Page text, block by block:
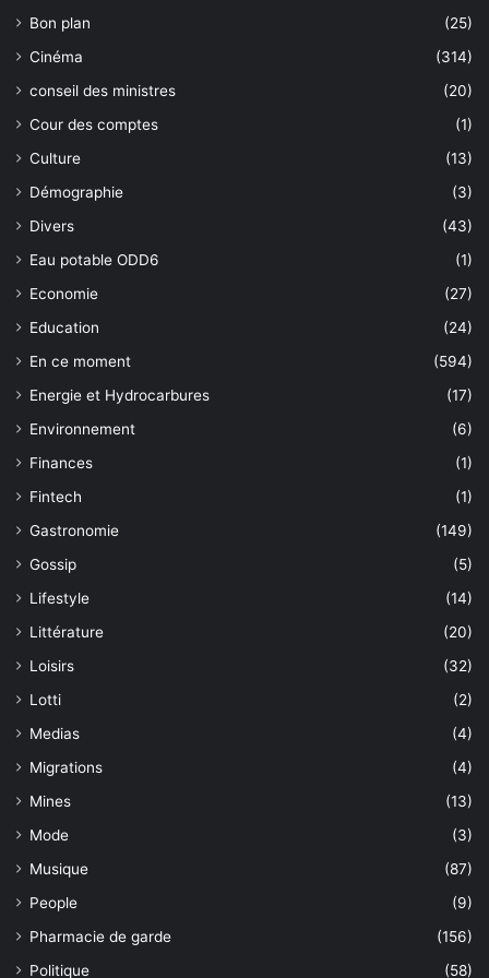
Bon plan
(25)
Cinéma
(314)
conseil des ministres
(20)
Cour des comptes
(1)
Culture
(13)
Démographie
(3)
Divers
(43)
Eau potable ODD6
(1)
Economie
(27)
Education
(24)
En ce moment
(594)
Energie et Hydrocarbures
(17)
Environnement
(6)
Finances
(1)
Fintech
(1)
Gastronomie
(149)
Gossip
(5)
Lifestyle
(14)
Littérature
(20)
Loisirs
(32)
Lotti
(2)
Medias
(4)
Migrations
(4)
Mines
(13)
Mode
(3)
Musique
(87)
People
(9)
Pharmacie de garde
(156)
Politique
(58)